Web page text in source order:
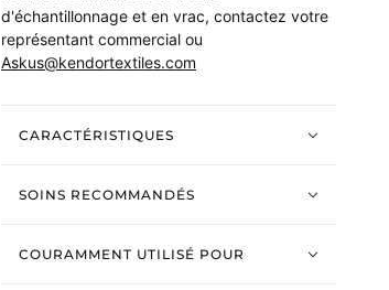
d'échantillonnage et en vrac, contactez votre
représentant commercial ou
Askus@kendortextiles.com
CARACTÉRISTIQUES
SOINS RECOMMANDÉS
COURAMMENT UTILISÉ POUR